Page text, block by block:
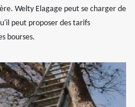
Welty Elagage peut se charger de
peut proposer des tarifs
bourses.